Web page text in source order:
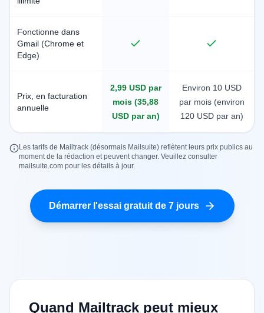
Fonctionne dans
Gmail (Chrome et
Edge)
Prix, en facturation
annuelle
2,99 USD par
mois (35,88
USD par an)
Environ 10 USD
par mois (environ
120 USD par an)
Les tarifs de Mailtrack (désormais Mailsuite) reflètent leurs prix publics au
moment de la rédaction et peuvent changer. Veuillez consulter
mailsuite.com pour les détails à jour.
Démarrer l'essai gratuit de 7 jours
Quand Mailtrack peut mieux